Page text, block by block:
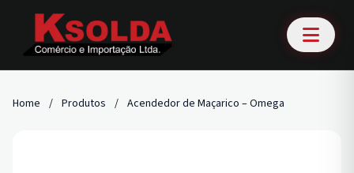
Home / Produtos / Acendedor de Maçarico – Omega